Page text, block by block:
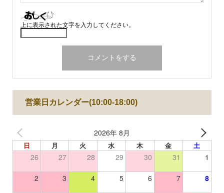
上に表示された文字を入力してください。
営業日カレンダー(10:00-18:00)
2026年 8月
日 月 火 水 木 金 土
26 27 28 29 30 31 1
2 3 4 5 6 7 8